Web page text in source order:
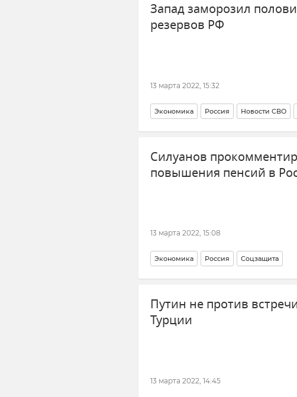
Запад заморозил
резервов РФ
13 марта 2022, 15:32
Экономика Россия Новости СВО
Силуанов
повышения пенсий в
13 марта 2022, 15:08
Экономика Россия Соцзащита
Путин не против
Турции
13 марта 2022, 14:45